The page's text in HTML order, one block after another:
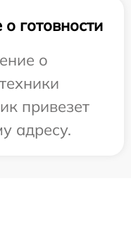
готовности
о
привезет
адресу.